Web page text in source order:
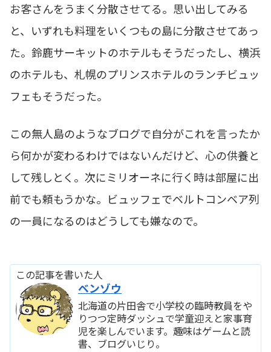
お客さんをうまく分散させてる。思い出してみる
と、いずれも料理をいくつもの島に分散させてあっ
た。鈴鹿サーキットのホテルもそうだったし、横浜
のホテルも、札幌のプリンスホテルのランチビュッ
フェもそうだった。
この無人島のようなブログで自分がこれを言ったか
ら何かが変わるわけではないんだけど、心の供養と
して残しとく。次にミリオーネに行く時は部屋に出
前でも頼もうかな。ビュッフェでベルトコンベア列
の一員になるのはどうしても嫌なので。
この記事を書いた人
ベンゾウ
北海道の片田舎で小学校の臨時教員をや
りつつ定時ダッシュで学童迎えと家事育
児を楽しんでいます。趣味はゲームと読
書、ブログいじり。